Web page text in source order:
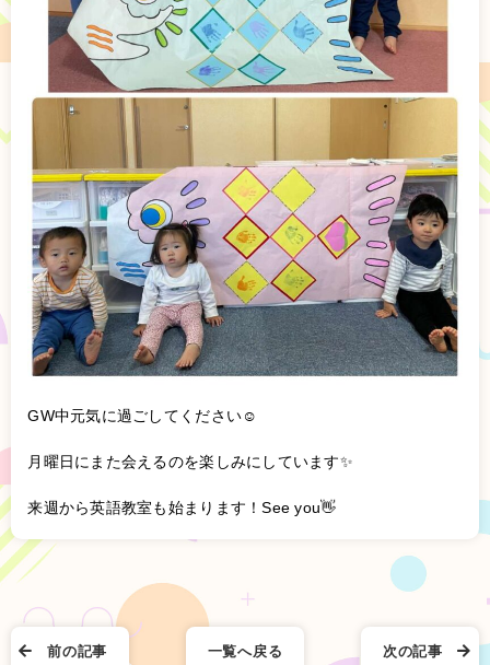
GW中元気に過ごしてください☺︎
月曜日にまた会えるのを楽しみにしています✨
来週から英語教室も始まります！See you👋
次の記事
一覧へ戻る
前の記事